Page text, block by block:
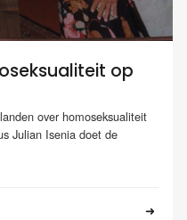
op
over homoseksualiteit
Julian Isenia doet de